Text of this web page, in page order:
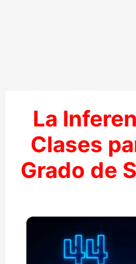
La
Clases
Grado de